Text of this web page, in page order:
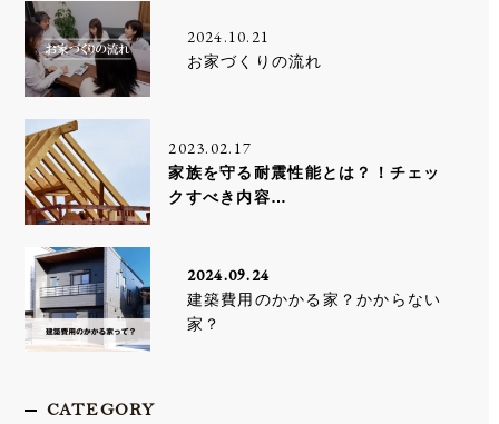
2024.10.21
お家づくりの流れ
2023.02.17
家族を守る耐震性能とは？！チェッ
クすべき内容…
2024.09.24
建築費用のかかる家？かからない
家？
CATEGORY